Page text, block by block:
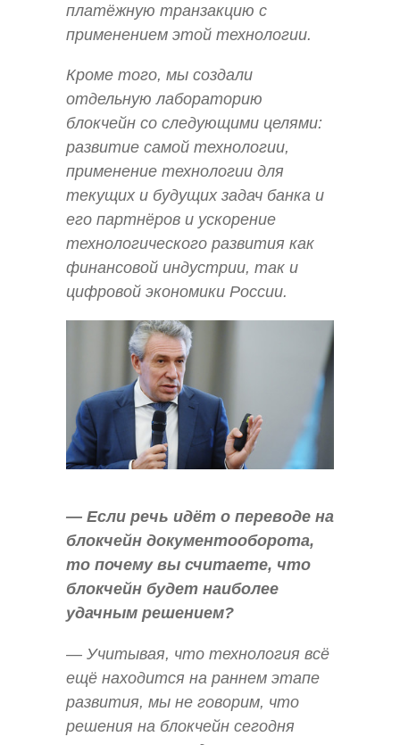
платёжную транзакцию с
применением этой технологии.
Кроме того, мы создали
отдельную лабораторию
блокчейн со следующими целями:
развитие самой технологии,
применение технологии для
текущих и будущих задач банка и
его партнёров и ускорение
технологического развития как
финансовой индустрии, так и
цифровой экономики России.
— Если речь идёт о переводе на
блокчейн документооборота,
то почему вы считаете, что
блокчейн будет наиболее
удачным решением?
— Учитывая, что технология всё
ещё находится на раннем этапе
развития, мы не говорим, что
решения на блокчейн сегодня